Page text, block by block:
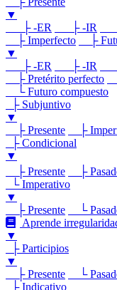
▼
├ -ER
├ -IR
└
├ Imperfecto
├
▼
├ -ER
├ -IR
└
├ Pretérito perfecto
└ Futuro compuesto
├ Subjuntivo
▼
├ Presente
├
├ Condicional
▼
├ Presente
├
└ Imperativo
▼
├ Presente
└
Aprende
▼
├ Participios
▼
├ Presente
└
├ Indicativo